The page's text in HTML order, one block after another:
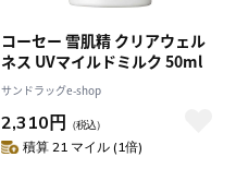
コーセー 雪肌精 クリアウェル
ネス UVマイルドミルク 50ml
サンドラッグe-shop
2,310円 （税込）
積算 21 マイル (1倍)